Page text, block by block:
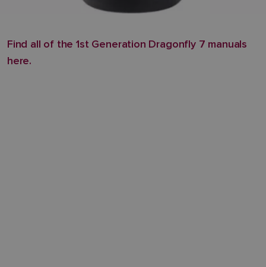
Find all of the 1st Generation Dragonfly 7 manuals
here.